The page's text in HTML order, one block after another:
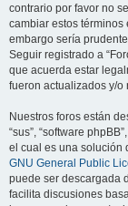
contrario por favor no
cambiar estos
embargo sería
Seguir registrado a
que acuerda estar
fueron actualizados y/o
Nuestros foros están
“sus”, “software
el cual es una solución
GNU General Public
puede ser descargada
facilita discusiones